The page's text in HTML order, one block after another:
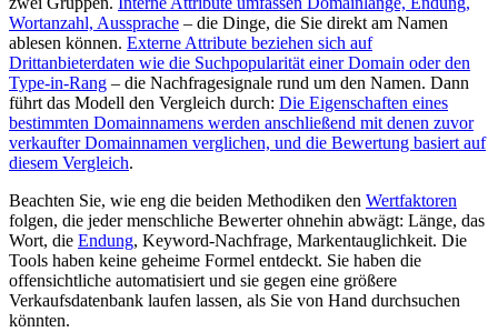
Wortanzahl, Aussprache – die Dinge, die Sie direkt am Namen
ablesen können. Externe Attribute beziehen sich auf
Drittanbieterdaten wie die Suchpopularität einer Domain oder den
Type-in-Rang – die Nachfragesignale rund um den Namen. Dann
führt das Modell den Vergleich durch: Die Eigenschaften eines
bestimmten Domainnamens werden anschließend mit denen zuvor
verkaufter Domainnamen verglichen, und die Bewertung basiert auf
diesem Vergleich.
Beachten Sie, wie eng die beiden Methodiken den Wertfaktoren
folgen, die jeder menschliche Bewerter ohnehin abwägt: Länge, das
Wort, die Endung, Keyword-Nachfrage, Markentauglichkeit. Die
Tools haben keine geheime Formel entdeckt. Sie haben die
offensichtliche automatisiert und sie gegen eine größere
Verkaufsdatenbank laufen lassen, als Sie von Hand durchsuchen
könnten.